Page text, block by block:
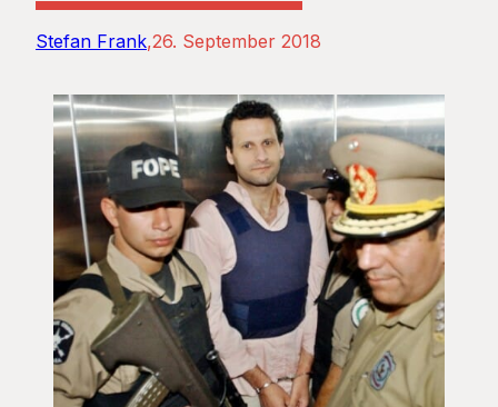
Stefan Frank 26. September 2018